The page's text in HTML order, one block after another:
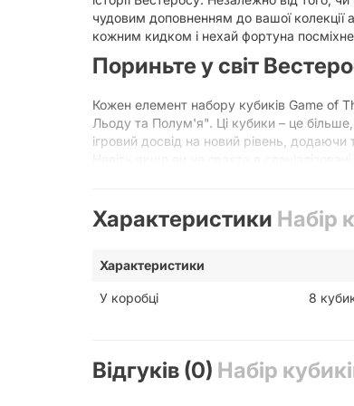
чудовим доповненням до вашої колекції
кожним кидком і нехай фортуна
Пориньте у світ
Кожен елемент набору кубиків Game of
Льоду та Полум'я". Ці кубики – це
ігровий досвід на новий рівень, додаючи
Навіть якщо ви не граєте в
Символіка та Дизайн:
Дизайн цих кубиків є справжнім
Кольорова Гама:
Кубики виконані
коронований олень. Цей могутній
Станніс та Ренлі Баратеони.
Характеристики Набір
Характеристики
У коробці 8
Відгуків (0) Набір